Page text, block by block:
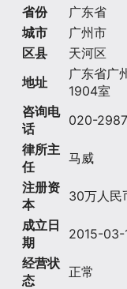
省份
广东省
城市
广州市
区县
天河区
地址
广东省广
1904室
咨询电
话
020-
律所主
任
马威
注册资
本
30万人民
成立日
期
2015-03-
经营状
态
正常